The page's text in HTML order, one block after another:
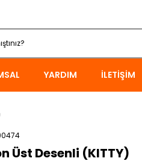
YARDIM İLETIŞIM
Üst Desenli (KITTY)